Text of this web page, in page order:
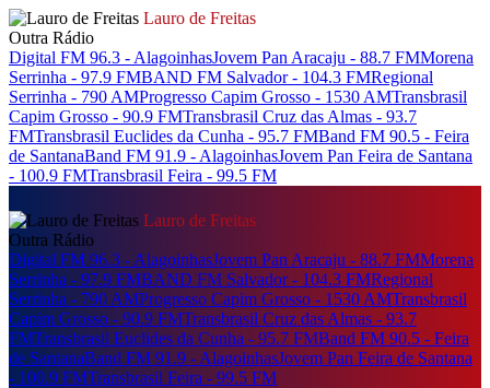
Lauro de Freitas
Outra Rádio
Digital FM 96.3 - AlagoinhasJovem Pan Aracaju - 88.7 FMMorena
Serrinha - 97.9 FMBAND FM Salvador - 104.3 FMRegional
Serrinha - 790 AMProgresso Capim Grosso - 1530 AMTransbrasil
Capim Grosso - 90.9 FMTransbrasil Cruz das Almas - 93.7
FMTransbrasil Euclides da Cunha - 95.7 FMBand FM 90.5 - Feira
de SantanaBand FM 91.9 - AlagoinhasJovem Pan Feira de Santana
- 100.9 FMTransbrasil Feira - 99.5 FM
Lauro de Freitas
Outra Rádio
Digital FM 96.3 - AlagoinhasJovem Pan Aracaju - 88.7 FMMorena
Serrinha - 97.9 FMBAND FM Salvador - 104.3 FMRegional
Serrinha - 790 AMProgresso Capim Grosso - 1530 AMTransbrasil
Capim Grosso - 90.9 FMTransbrasil Cruz das Almas - 93.7
FMTransbrasil Euclides da Cunha - 95.7 FMBand FM 90.5 - Feira
de SantanaBand FM 91.9 - AlagoinhasJovem Pan Feira de Santana
- 100.9 FMTransbrasil Feira - 99.5 FM